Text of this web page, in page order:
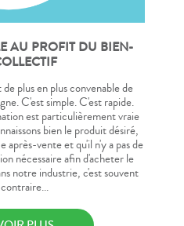
AU PROFIT DU BIEN-
plus en plus convenable de
C'est simple. C'est rapide.
est particulièrement vraie
bien le produit désiré,
après-vente et qu'il n'y a pas de
nécessaire afin d'acheter le
notre industrie, c'est souvent